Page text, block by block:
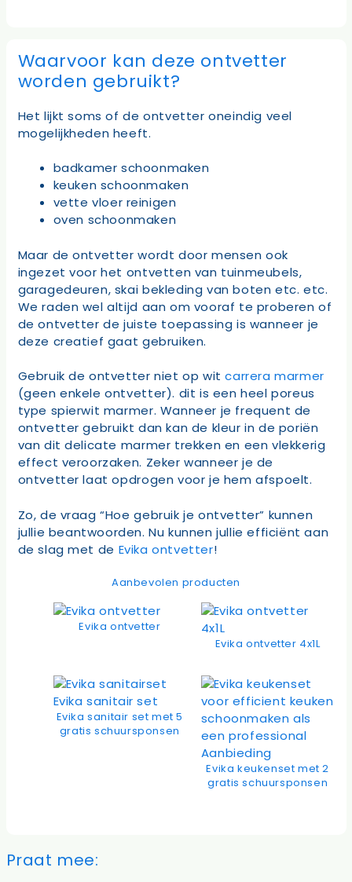
Waarvoor kan deze ontvetter
worden gebruikt?
Het lijkt soms of de ontvetter oneindig veel
mogelijkheden heeft.
badkamer schoonmaken
keuken schoonmaken
vette vloer reinigen
oven schoonmaken
Maar de ontvetter wordt door mensen ook
ingezet voor het ontvetten van tuinmeubels,
garagedeuren, skai bekleding van boten etc. etc.
We raden wel altijd aan om vooraf te proberen of
de ontvetter de juiste toepassing is wanneer je
deze creatief gaat gebruiken.
Gebruik de ontvetter niet op witcarrera marmer
(geen enkele ontvetter). dit is een heel poreus
type spierwit marmer. Wanneer je frequent de
ontvetter gebruikt dan kan de kleur in de poriën
van dit delicate marmer trekken en een vlekkerig
effect veroorzaken. Zeker wanneer je de
ontvetter laat opdrogen voor je hem afspoelt.
Zo, de vraag “Hoe gebruik je ontvetter” kunnen
jullie beantwoorden. Nu kunnen jullie efficiënt aan
de slag met de Evika ontvetter!
Aanbevolen producten
Evika ontvetter
Evika ontvetter 4x1L
Evika sanitair set met 5
gratis schuursponsen
Aanbieding
in
de
Evika keukenset met 2
gratis schuursponsen
Praat mee: